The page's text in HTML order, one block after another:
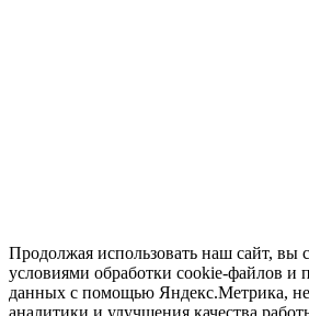
Продолжая использовать наш сайт, вы
условиями обработки cookie-файлов и
данных с помощью Яндекс.Метрика,
аналитики и улучшения качества